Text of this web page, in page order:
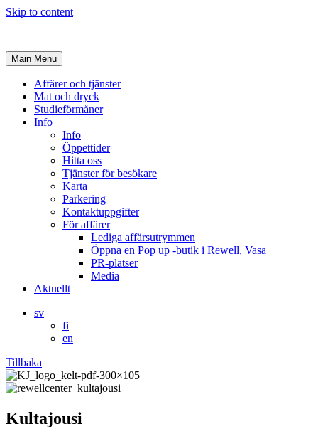
Skip to content
Main Menu
Affärer och tjänster
Mat och dryck
Studieförmåner
Info
Info
Öppettider
Hitta oss
Tjänster för besökare
Karta
Parkering
Kontaktuppgifter
För affärer
Lediga affärsutrymmen
Öppna en Pop up -butik i Rewell, Vasa
PR-platser
Media
Aktuellt
sv
fi
en
Tillbaka
Kultajousi